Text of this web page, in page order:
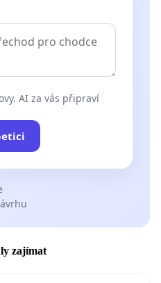
AI za vás připraví
zajímat